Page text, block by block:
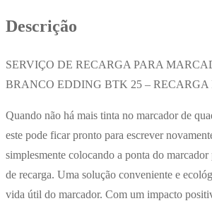
EddingBTK
Descrição
SERVIÇO DE RECARGA PARA
BRANCO EDDING BTK 25 – RECARGA
Quando não há mais tinta no marcador de
este pode ficar pronto para escrever
simplesmente colocando a ponta do
de recarga. Uma solução conveniente e
vida útil do marcador. Com um impacto